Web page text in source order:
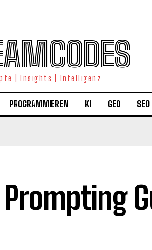
| Insights | Intelligenz
PROGRAMMIEREN KI GEO SEO
Prompting